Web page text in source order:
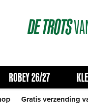
DETROTS
ROBEY 26/27
Gratis verzending